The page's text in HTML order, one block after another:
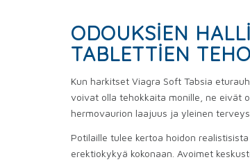
ODOUKSIEN
TABLETTIEN
Kun harkitset Viagra Soft Tabsia
voivat olla tehokkaita monille, ne eivät
hermovaurion laajuus ja yleinen
Potilaille tulee kertoa hoidon
erektiokykyä kokonaan. Avoimet